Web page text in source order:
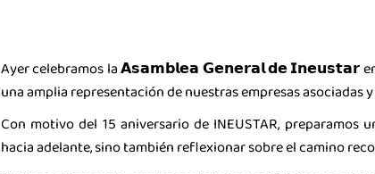
Ayer celebramos la 𝗔𝘀𝗮𝗺𝗯𝗹𝗲𝗮 𝗚𝗲𝗻𝗲𝗿𝗮𝗹 𝗱𝗲 𝗜𝗻𝗲𝘂𝘀𝘁𝗮𝗿 en
una amplia representación de nuestras empresas asociadas
Con motivo del 15 aniversario de INEUSTAR,
hacia adelante, sino también reflexionar sobre el camino